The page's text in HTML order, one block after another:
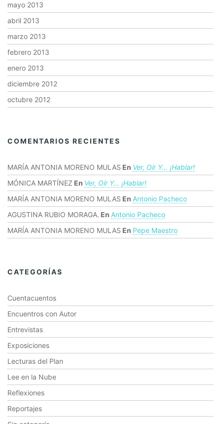
mayo 2013
abril 2013
marzo 2013
febrero 2013
enero 2013
diciembre 2012
octubre 2012
COMENTARIOS RECIENTES
MARÍA ANTONIA MORENO MULAS En Ver, Oír Y… ¡hablar!
MÓNICA MARTÍNEZ En Ver, Oír Y… ¡hablar!
MARÍA ANTONIA MORENO MULAS En Antonio Pacheco
AGUSTINA RUBIO MORAGA. En Antonio Pacheco
MARÍA ANTONIA MORENO MULAS En Pepe Maestro
CATEGORÍAS
Cuentacuentos
Encuentros con Autor
Entrevistas
Exposiciones
Lecturas del Plan
Lee en la Nube
Reflexiones
Reportajes